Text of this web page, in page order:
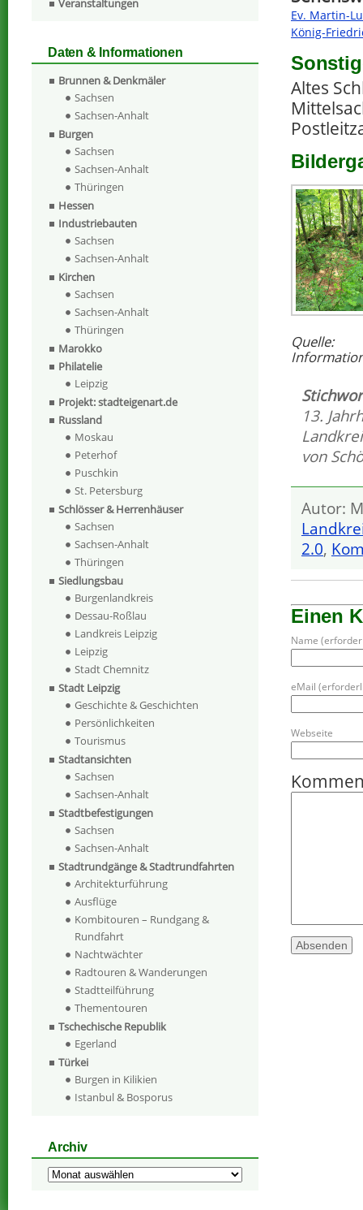
Ev. Martin-
König-
Altes
Quelle:
13.
von
Autor:
2.0,
Einen
Name
eMail
Webseite
Veranstaltungen
Daten & Informationen
Brunnen & Denkmäler
Sachsen
Sachsen-Anhalt
Burgen
Sachsen
Sachsen-Anhalt
Thüringen
Hessen
Industriebauten
Sachsen
Sachsen-Anhalt
Kirchen
Sachsen
Sachsen-Anhalt
Thüringen
Marokko
Philatelie
Leipzig
Projekt: stadteigenart.de
Russland
Moskau
Peterhof
Puschkin
St. Petersburg
Schlösser & Herrenhäuser
Sachsen
Sachsen-Anhalt
Thüringen
Siedlungsbau
Burgenlandkreis
Dessau-Roßlau
Landkreis Leipzig
Leipzig
Stadt Chemnitz
Stadt Leipzig
Geschichte & Geschichten
Persönlichkeiten
Tourismus
Stadtansichten
Sachsen
Sachsen-Anhalt
Stadtbefestigungen
Sachsen
Sachsen-Anhalt
Stadtrundgänge & Stadtrundfahrten
Architekturführung
Ausflüge
Kombitouren – Rundgang &
Rundfahrt
Nachtwächter
Radtouren & Wanderungen
Stadtteilführung
Thementouren
Tschechische Republik
Egerland
Türkei
Burgen in Kilikien
Istanbul & Bosporus
Archiv
Archiv